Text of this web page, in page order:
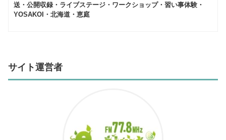
送・公開収録・ライブステージ・ワークショップ・習い事体験・
YOSAKOI・北海道・恵庭
サイト運営者